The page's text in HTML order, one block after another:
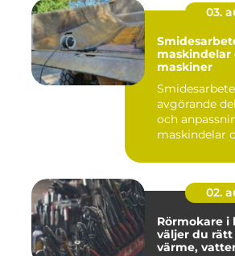
03.
maskindelar
maskiner
avgörande
och
maskindelar
02.
Rörmokare i
väljer du
värme,